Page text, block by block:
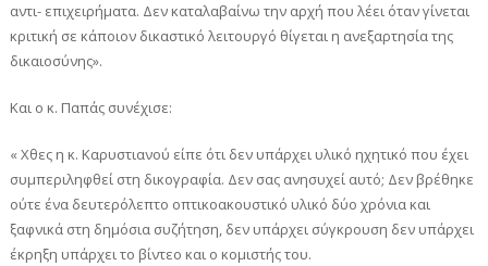
αντι- επιχειρήματα. Δεν καταλαβαίνω την αρχή που λέει όταν γίνεται
κριτική σε κάποιον δικαστικό λειτουργό θίγεται η ανεξαρτησία της
δικαιοσύνης».
Και ο κ. Παπάς συνέχισε:
« Χθες η κ. Καρυστιανού είπε ότι δεν υπάρχει υλικό ηχητικό που έχει
συμπεριληφθεί στη δικογραφία. Δεν σας ανησυχεί αυτό; Δεν βρέθηκε
ούτε ένα δευτερόλεπτο οπτικοακουστικό υλικό δύο χρόνια και
ξαφνικά στη δημόσια συζήτηση, δεν υπάρχει σύγκρουση δεν υπάρχει
έκρηξη υπάρχει το βίντεο και ο κομιστής του.